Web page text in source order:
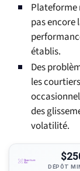
Plateforme
pas encore
établis.
Des
les
des
volatilité.
DÉPÔT